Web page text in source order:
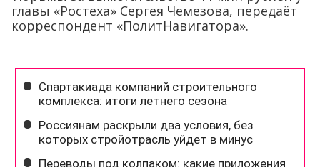
главы «Ростеха» Сергея Чемезова, передаёт
корреспондент «ПолитНавигатора».